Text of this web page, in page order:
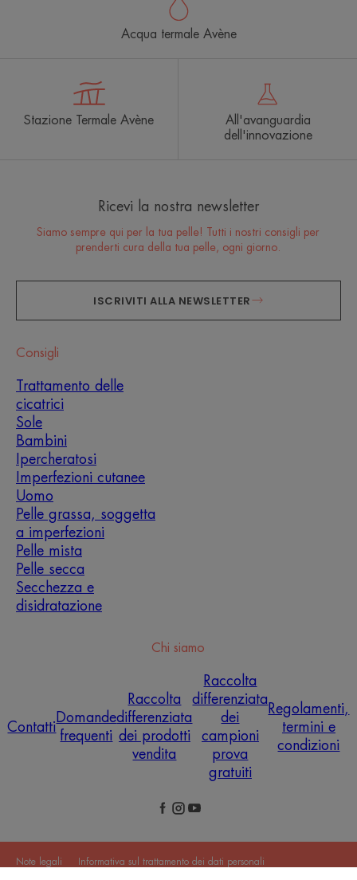
Acqua termale Avène
Stazione Termale Avène
All'avanguardia
dell'innovazione
Ricevi la nostra newsletter
Siamo sempre qui per la tua pelle! Tutti i nostri consigli per
prenderti cura della tua pelle, ogni giorno.
ISCRIVITI ALLA NEWSLETTER
Consigli
Trattamento delle
cicatrici
Sole
Bambini
Ipercheratosi
Imperfezioni cutanee
Uomo
Pelle grassa, soggetta
a imperfezioni
Pelle mista
Pelle secca
Secchezza e
disidratazione
Chi siamo
Contatti
Domande
frequenti
Raccolta
differenziata
dei prodotti
vendita
Raccolta
differenziata
dei
campioni
prova
gratuiti
Regolamenti,
termini e
condizioni
Note legali
Informativa sul trattamento dei dati personali